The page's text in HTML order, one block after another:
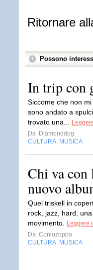
Ritornare
Possono
In trip con
Siccome che non
sono andato a
trovato una...
Da Diamonddog
CULTURA MUSICA
Chi va con
nuovo
Quel triskell in
rock, jazz, hard,
movimento.
Leggere
Da Conlozoppo
CULTURA MUSICA